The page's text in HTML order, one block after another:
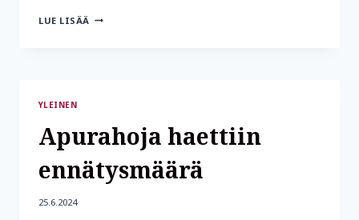
LUE LISÄÄ APURAHOJEN
YLEINEN
Apurahoja haettiin
ennätysmäärä
25.6.2024